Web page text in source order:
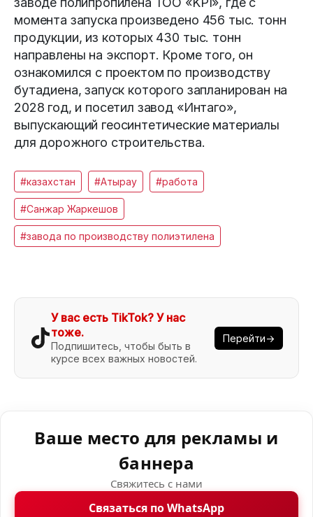
момента запуска произведено 456 тыс. тонн
продукции, из которых 430 тыс. тонн
направлены на экспорт. Кроме того, он
ознакомился с проектом по производству
бутадиена, запуск которого запланирован на
2028 год, и посетил завод «Интаго»,
выпускающий геосинтетические материалы
для дорожного строительства.
#казахстан #Атырау #работа
#Санжар Жаркешов
#завода по производству полиэтилена
У вас есть TikTok? У нас
тоже.
Подпишитесь, чтобы быть в
курсе всех важных новостей.
Перейти→
Ваше место для рекламы и
баннера
Свяжитесь с нами
Связаться по WhatsApp